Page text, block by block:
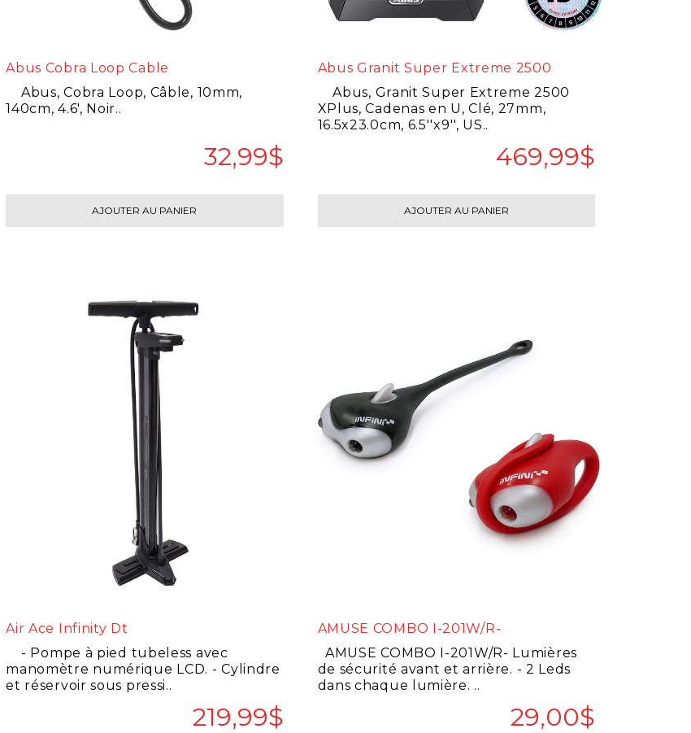
Abus Cobra Loop Cable
Abus, Cobra Loop, Câble, 10mm,
140cm, 4.6', Noir..
32,99$
AJOUTER AU PANIER
Abus Granit Super Extreme 2500
Abus, Granit Super Extreme 2500
XPlus, Cadenas en U, Clé, 27mm,
16.5x23.0cm, 6.5''x9'', US..
469,99$
AJOUTER AU PANIER
Air Ace Infinity Dt
- Pompe à pied tubeless avec
manomètre numérique LCD. - Cylindre
et réservoir sous pressi..
219,99$
AMUSE COMBO I-201W/R-
AMUSE COMBO I-201W/R- Lumières
de sécurité avant et arrière. - 2 Leds
dans chaque lumière. ..
29,00$